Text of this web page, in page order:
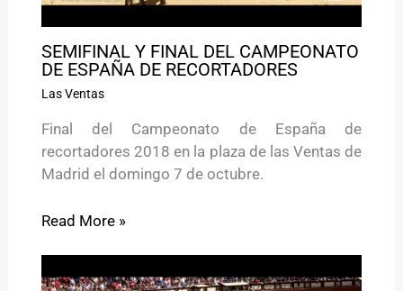
SEMIFINAL Y FINAL DEL CAMPEONATO
DE ESPAÑA DE RECORTADORES
Las Ventas
Final del Campeonato de España de
recortadores 2018 en la plaza de las Ventas de
Madrid el domingo 7 de octubre.
Read More »